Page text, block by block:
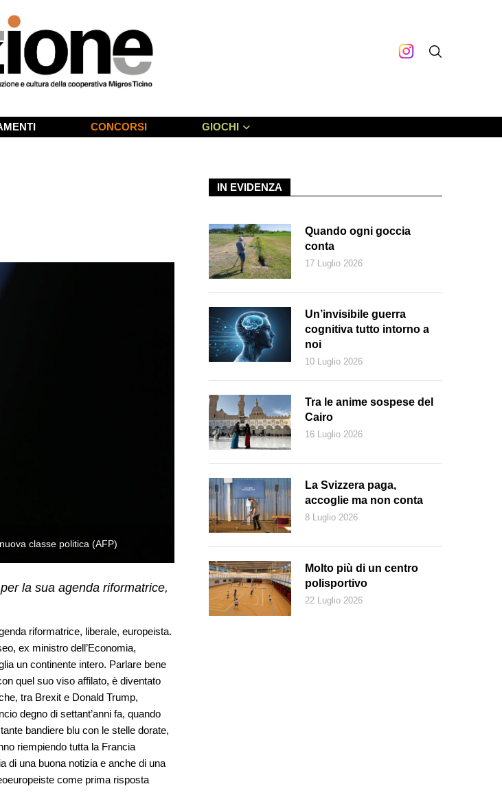
CONCORSI GIOCHI
classe politica (AFP) Emmanuel Macron, liberale e europeista, incarna le speranze di
la sua agenda riformatrice,
riformatrice, liberale, europeista.
ex ministro dell’Economia,
un continente intero. Parlare bene
quel suo viso affilato, è diventato
tra Brexit e Donald Trump,
degno di settant’anni fa, quando
bandiere blu con le stelle dorate,
riempiendo tutta la Francia
di una buona notizia e anche di una
come prima risposta
IN EVIDENZA
Quando ogni goccia
conta
17 Luglio 2026
Un’invisibile guerra
cognitiva tutto intorno a
noi
10 Luglio 2026
Tra le anime sospese del
Cairo
16 Luglio 2026
La Svizzera paga,
accoglie ma non conta
8 Luglio 2026
Molto più di un centro
polisportivo
22 Luglio 2026